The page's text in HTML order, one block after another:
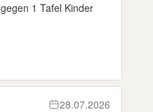
1 Tafel Kinder
28.07.2026